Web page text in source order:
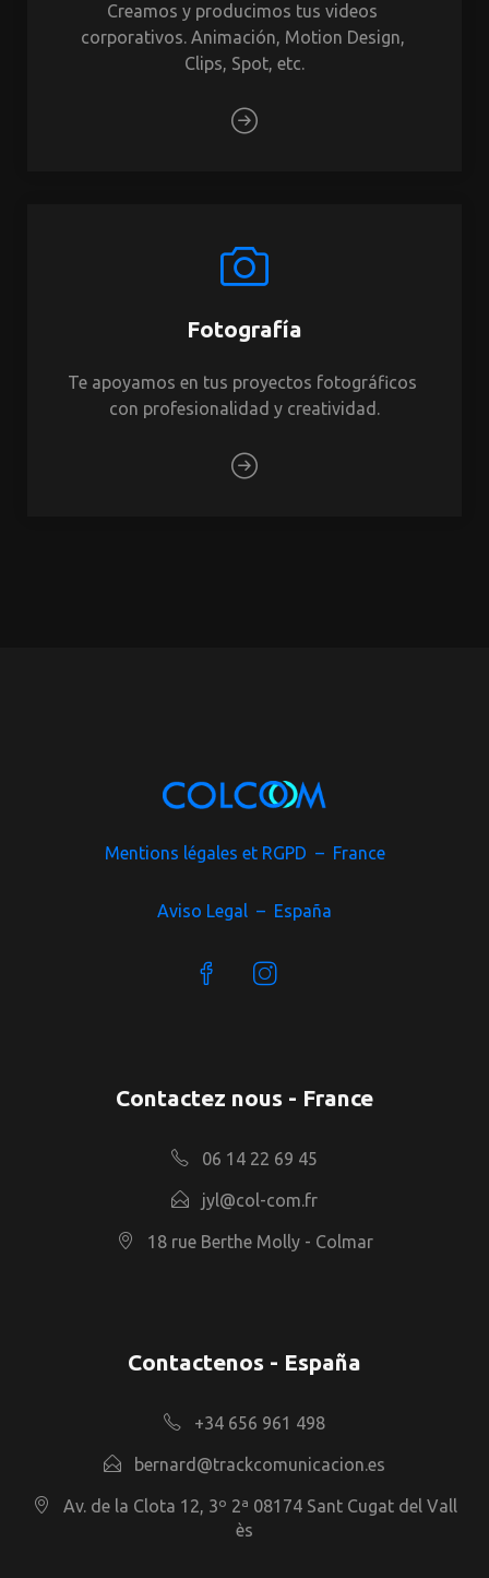
Creamos y producimos tus videos
corporativos. Animación, Motion Design,
Clips, Spot, etc.
Fotografía
Te apoyamos en tus proyectos fotográficos
con profesionalidad y creatividad.
Mentions légales et RGPD – France
Aviso Legal – España
Contactez nous - France
06 14 22 69 45
jyl@col-com.fr
18 rue Berthe Molly - Colmar
Contactenos - España
+34 656 961 498
bernard@trackcomunicacion.es
Av. de la Clota 12, 3º 2ª 08174 Sant Cugat del Vall
ès